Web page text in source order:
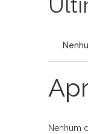
Nenhum